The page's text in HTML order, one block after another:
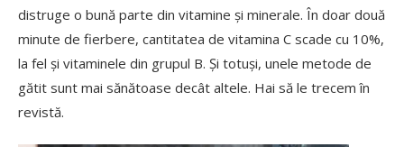
distruge o bună parte din vitamine și minerale. În doar două
minute de fierbere, cantitatea de vitamina C scade cu 10%,
la fel și vitaminele din grupul B. Și totuși, unele metode de
gătit sunt mai sănătoase decât altele. Hai să le trecem în
revistă.